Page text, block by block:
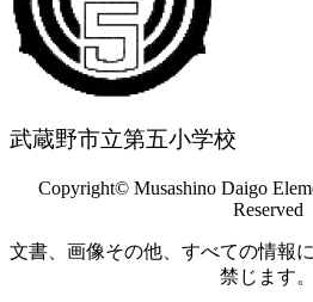
武蔵野市立第五小学校
Copyright© Musashino Daigo
Reserved
文書、画像その他、すべての情報
禁じます。